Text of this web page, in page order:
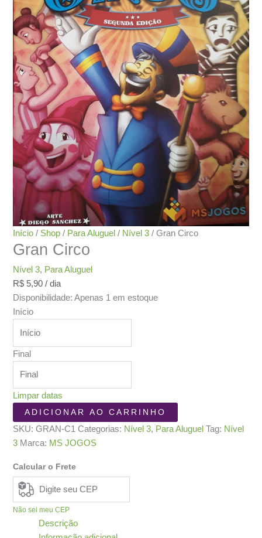
Início / Shop / Para Aluguel / Nível 3 / Gran Circo
Gran Circo
Nível 3, Para Aluguel
R$ 5,90 / dia
Disponibilidade: Apenas 1 em estoque
Início
Final
Limpar datas
Gran
Circo
quantidade
ADICIONAR AO CARRINHO
SKU:GRAN-C1 Categorias: Nível 3, Para Aluguel Tag: Nível
3 Marca: MS JOGOS
Calcular o Frete
Não sei meu CEP
Descrição